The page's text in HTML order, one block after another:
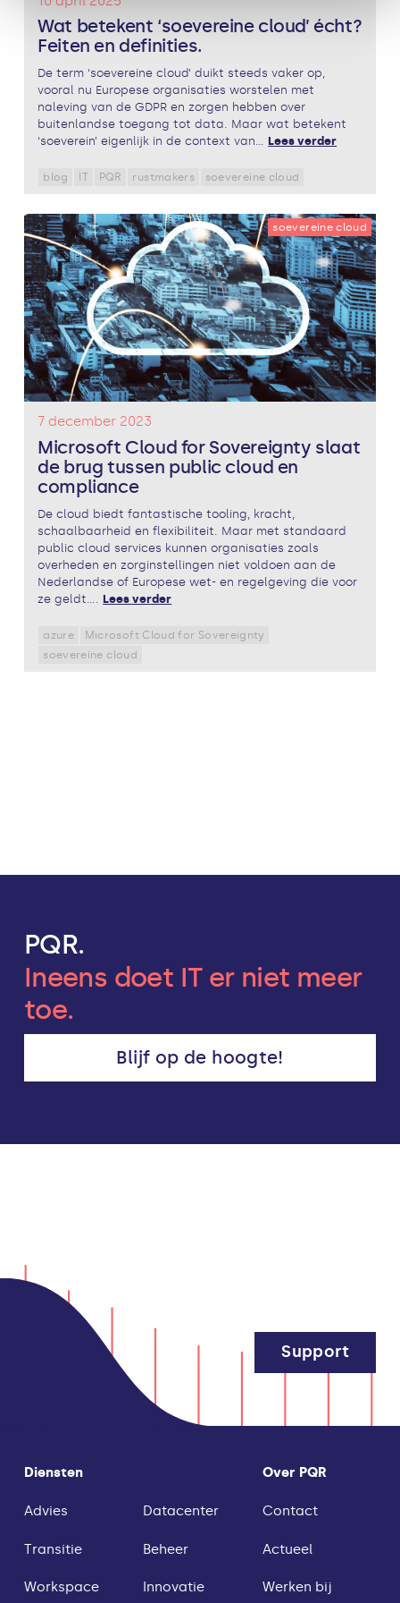
Wat betekent ‘soevereine cloud’ écht?
Feiten en definities.
De term ‘soevereine cloud’ duikt steeds vaker op,
vooral nu Europese organisaties worstelen met
naleving van de GDPR en zorgen hebben over
buitenlandse toegang tot data. Maar wat betekent
‘soeverein’ eigenlijk in de context van... Lees verder
blog IT PQR rustmakers soevereine cloud
soevereine cloud
7 december 2023
Microsoft Cloud for Sovereignty slaat
de brug tussen public cloud en
compliance
De cloud biedt fantastische tooling, kracht,
schaalbaarheid en flexibiliteit. Maar met standaard
public cloud services kunnen organisaties zoals
overheden en zorginstellingen niet voldoen aan de
Nederlandse of Europese wet- en regelgeving die voor
ze geldt.... Lees verder
azure
Microsoft Cloud for Sovereignty
soevereine cloud
PQR.
Ineens doet IT er niet meer
toe.
Blijf op de hoogte!
Diensten
Advies
Transitie
Workspace
Datacenter
Beheer
Innovatie
Over PQR
Contact
Actueel
Werken bij
Support